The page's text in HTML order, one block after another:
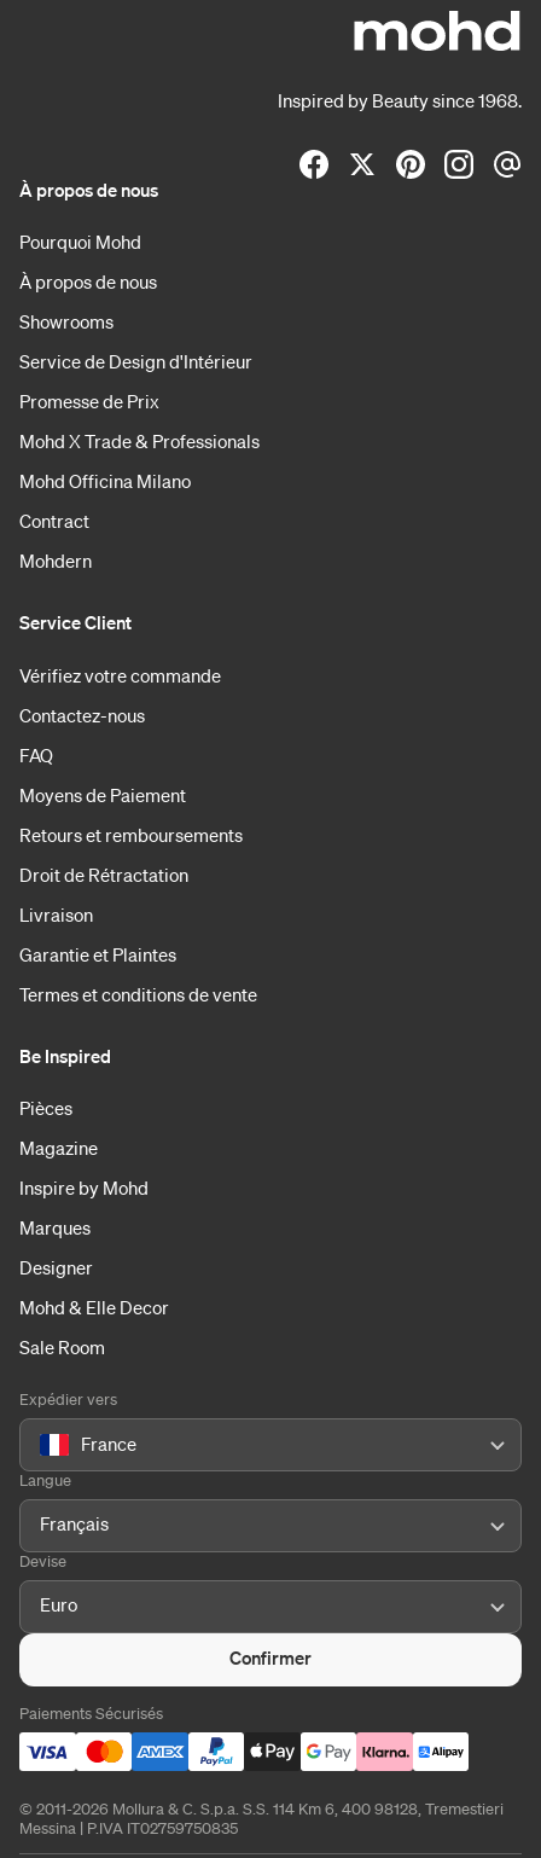
Inspired by Beauty since 1968.
À propos de nous
Pourquoi Mohd
À propos de nous
Showrooms
Service de Design d'Intérieur
Promesse de Prix
Mohd X Trade & Professionals
Mohd Officina Milano
Contract
Mohdern
Service Client
Vérifiez votre commande
Contactez-nous
FAQ
Moyens de Paiement
Retours et remboursements
Droit de Rétractation
Livraison
Garantie et Plaintes
Termes et conditions de vente
Be Inspired
Pièces
Magazine
Inspire by Mohd
Marques
Designer
Mohd & Elle Decor
Sale Room
Expédier vers
France
Langue
Français
Devise
Euro
Confirmer
Paiements Sécurisés
© 2011-2026 Mollura & C. S.p.a. S.S. 114 Km 6, 400 98128, Tremestieri
Messina | P.IVA IT02759750835